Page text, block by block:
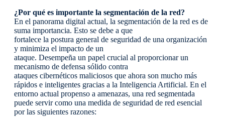
¿Por qué es importante la segmentación de la red?
En el panorama digital actual, la segmentación de la red es de
suma importancia. Esto se debe a que
fortalece la postura general de seguridad de una organización
y minimiza el impacto de un
ataque. Desempeña un papel crucial al proporcionar un
mecanismo de defensa sólido contra
ataques cibernéticos maliciosos que ahora son mucho más
rápidos e inteligentes gracias a la Inteligencia Artificial. En el
entorno actual propenso a amenazas, una red segmentada
puede servir como una medida de seguridad de red esencial
por las siguientes razones: